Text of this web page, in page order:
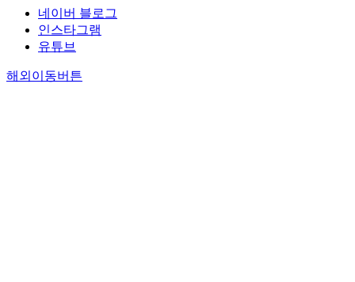
네이버 블로그
인스타그램
유튜브
해외이동버튼